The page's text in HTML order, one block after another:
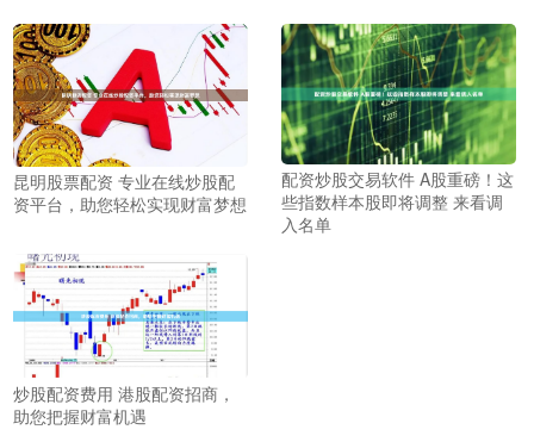
昆明股票配资 专业在线炒股配
资平台，助您轻松实现财富梦想
配资炒股交易软件 A股重磅！这
些指数样本股即将调整 来看调
入名单
炒股配资费用 港股配资招商，
助您把握财富机遇